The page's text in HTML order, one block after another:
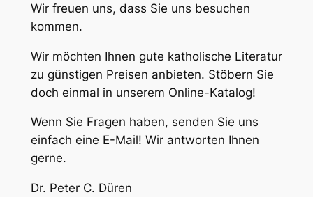
Wir freuen uns, dass Sie uns besuchen
kommen.
Wir möchten Ihnen gute katholische Literatur
zu günstigen Preisen anbieten. Stöbern Sie
doch einmal in unserem Online-Katalog!
Wenn Sie Fragen haben, senden Sie uns
einfach eine E-Mail! Wir antworten Ihnen
gerne.
Dr. Peter C. Düren